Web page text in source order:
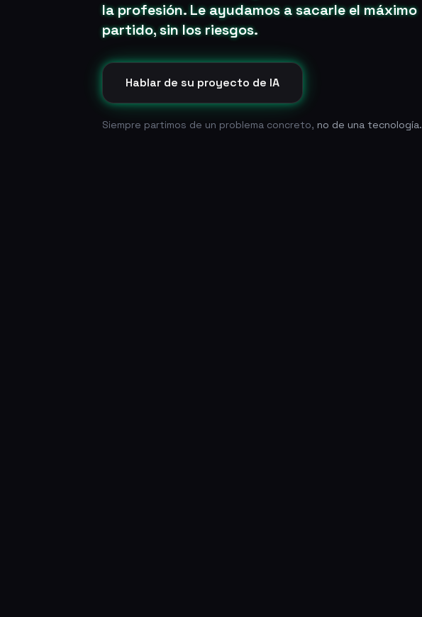
la profesión. Le ayudamos a sacarle el máximo
partido, sin los riesgos.
Hablar de su proyecto de IA
Siempre partimos de un problema concreto, no de una tecnología.